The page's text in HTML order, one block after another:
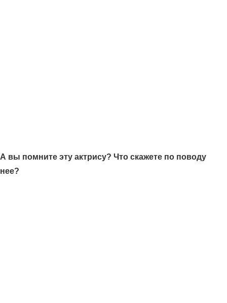
А вы помните эту актрису? Что скажете по поводу
нее?